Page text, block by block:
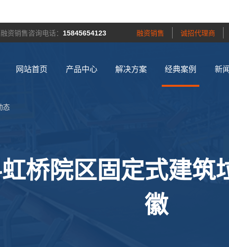
融资销售咨询电话： 15845654123 融资销售 诚招代理商
网站首页 产品中心 解决方案 经典案例 新
态
桥院区固定式建筑
徽